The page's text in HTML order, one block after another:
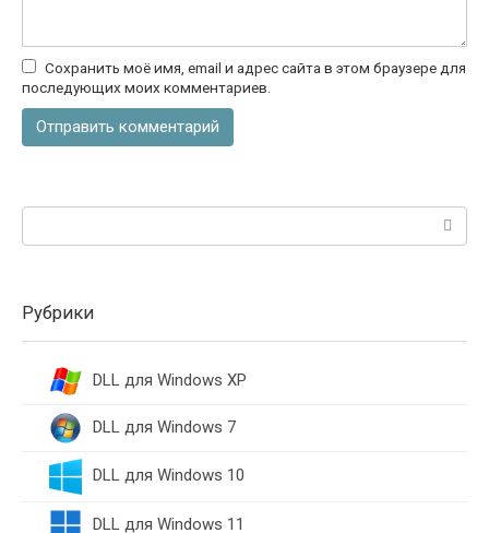
Сохранить моё имя, email и адрес сайта в этом браузере для
последующих моих комментариев.
Рубрики
DLL для Windows XP
DLL для Windows 7
DLL для Windows 10
DLL для Windows 11